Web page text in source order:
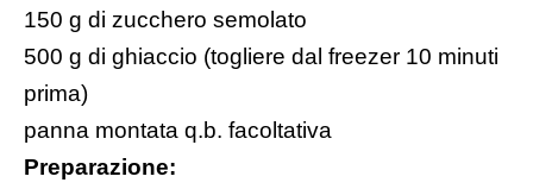
150 g di zucchero semolato
500 g di ghiaccio (togliere dal freezer 10 minuti
prima)
panna montata q.b. facoltativa
Preparazione: